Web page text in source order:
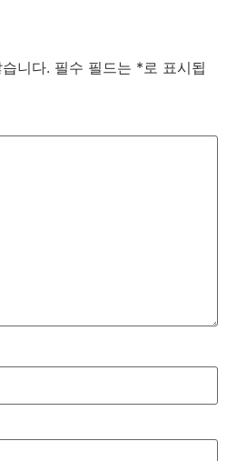
니다. 필수 필드는 *로 표시됩